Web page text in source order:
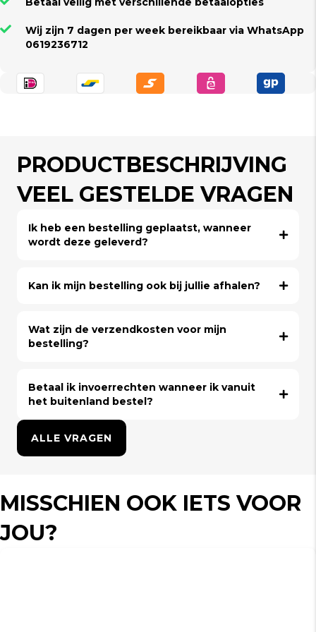
Wij zijn 7 dagen per week bereikbaar via WhatsApp
0619236712
PRODUCTBESCHRIJVING
VEEL GESTELDE VRAGEN
Ik heb een bestelling geplaatst, wanneer
wordt deze geleverd?
Kan ik mijn bestelling ook bij jullie afhalen?
Wat zijn de verzendkosten voor mijn
bestelling?
Betaal ik invoerrechten wanneer ik vanuit
het buitenland bestel?
ALLE VRAGEN
MISSCHIEN OOK IETS VOOR
JOU?